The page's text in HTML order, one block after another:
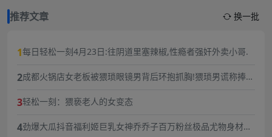
推荐文章 换一批
1每日轻松一刻4月23日:往阴道里塞辣椒,性瘾者强奸外卖小哥.
2成都火锅店女老板被猥琐眼镜男背后环抱抓胸!猥琐男谎称捧女
3轻松一刻：猥亵老人的女变态
4劲爆大瓜抖音福利姬巨乳女神乔乔子百万粉丝极品尤物身材纤